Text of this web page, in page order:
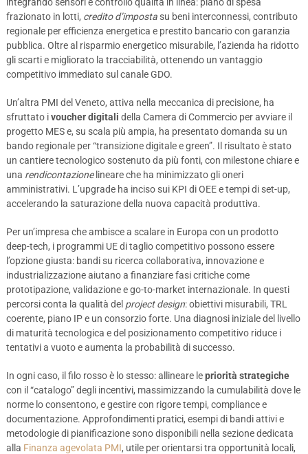
frazionato in lotti, credito d’impostasu beni interconnessi, contributo
regionale per efficienza energetica e prestito bancario con garanzia
pubblica. Oltre al risparmio energetico misurabile, l’azienda ha ridotto
gli scarti e migliorato la tracciabilità, ottenendo un vantaggio
competitivo immediato sul canale GDO.
Un’altra PMI del Veneto, attiva nella meccanica di precisione, ha
sfruttato ivoucher digitali della Camera di Commercio per avviare il
progetto MES e, su scala più ampia, ha presentato domanda su un
bando regionale per “transizione digitale e green”. Il risultato è stato
un cantiere tecnologico sostenuto da più fonti, con milestone chiare e
una rendicontazionelineare che ha minimizzato gli oneri
amministrativi. L’upgrade ha inciso sui KPI di OEE e tempi di set-up,
accelerando la saturazione della nuova capacità produttiva.
Per un’impresa che ambisce a scalare in Europa con un prodotto
deep-tech, i programmi UE di taglio competitivo possono essere
l’opzione giusta: bandi su ricerca collaborativa, innovazione e
industrializzazione aiutano a finanziare fasi critiche come
prototipazione, validazione e go-to-market internazionale. In questi
percorsi conta la qualità del project design: obiettivi misurabili, TRL
coerente, piano IP e un consorzio forte. Una diagnosi iniziale del livello
di maturità tecnologica e del posizionamento competitivo riduce i
tentativi a vuoto e aumenta la probabilità di successo.
In ogni caso, il filo rosso è lo stesso: allineare lepriorità strategiche
con il “catalogo” degli incentivi, massimizzando la cumulabilità dove le
norme lo consentono, e gestire con rigore tempi, compliance e
documentazione. Approfondimenti pratici, esempi di bandi attivi e
metodologie di pianificazione sono disponibili nella sezione dedicata
alla Finanza agevolata PMI, utile per orientarsi tra opportunità locali,